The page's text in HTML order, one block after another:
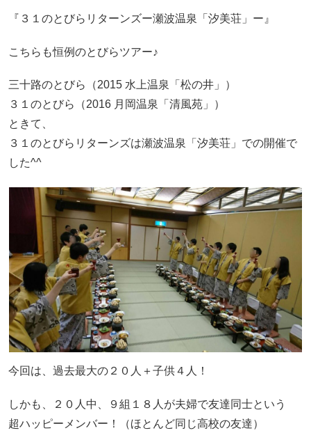
『３１のとびらリターンズー瀬波温泉「汐美荘」ー』
こちらも恒例のとびらツアー♪
三十路のとびら（2015 水上温泉「松の井」）
３１のとびら（2016 月岡温泉「清風苑」）
ときて、
３１のとびらリターンズは瀬波温泉「汐美荘」での開催で
した^^
今回は、過去最大の２０人＋子供４人！
しかも、２０人中、９組１８人が夫婦で友達同士という
超ハッピーメンバー！（ほとんど同じ高校の友達）